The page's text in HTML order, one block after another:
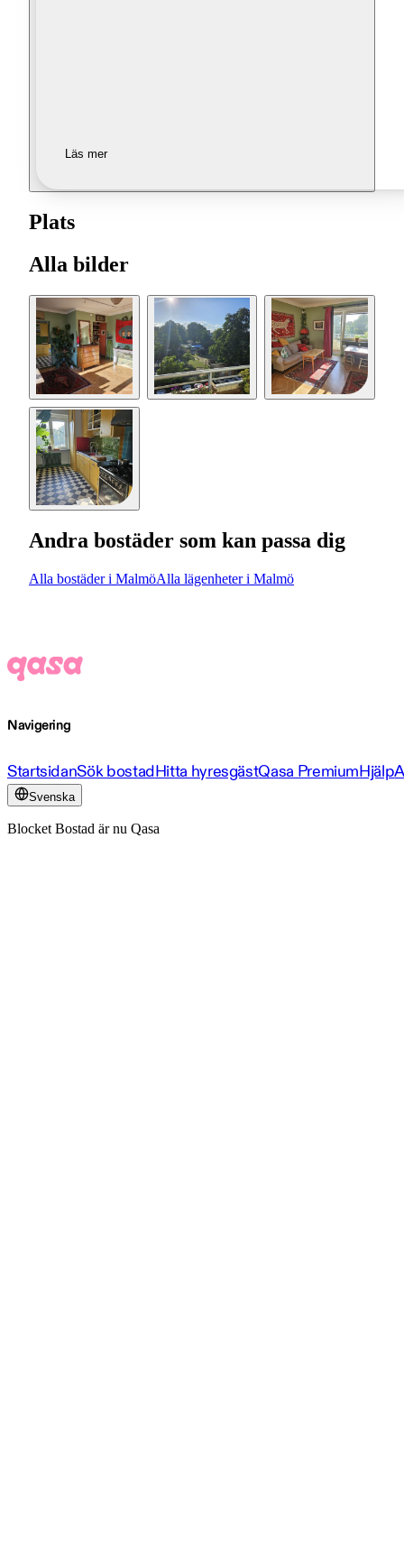
Läs mer
Plats
Alla bilder
Andra bostäder som kan passa dig
Alla bostäder i MalmöAlla lägenheter i Malmö
Navigering
StartsidanSök bostadHitta hyresgästQasa PremiumHjälp
Svenska
Blocket Bostad är nu Qasa